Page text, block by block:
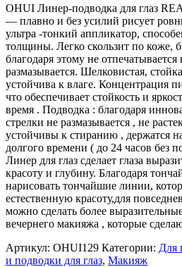
Eyeliner,
0,6
г
OHUI Линер-подводка для глаз
— плавно и без усилий рисует
ультра -тонкий аппликатор,
толщины. Легко скользит по коже,
благодаря этому не отпечатывается
размазывается. Шелковистая,
устойчива к влаге. Концентрация
что обеспечивает стойкость и
время . Подводка : благодаря
стрелки не размазывается , не
устойчивы к стиранию , держатся
долгого времени ( до 24 часов без
Линер для глаз сделает глаза
красоту и глубину. Благодаря
нарисовать тончайшие линии,
естественную красоту,для
можно сделать более
вечернего макияжа , которые
Артикул: OHUI129 Категории: Для
и подводки для глаз, Макияж